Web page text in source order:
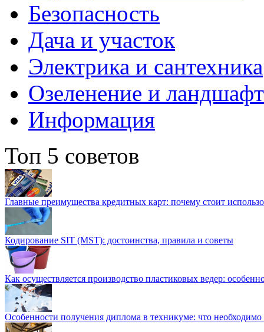
Безопасность
Дача и участок
Электрика и сантехника
Озеленение и
Информация
Топ 5 советов
Главные преимущества кредитных карт: почему стоит
Кодирование SIT (MST): достоинства, правила и советы
Как осуществляется производство пластиковых ведер:
Особенности получения диплома в техникуме: что необходимо